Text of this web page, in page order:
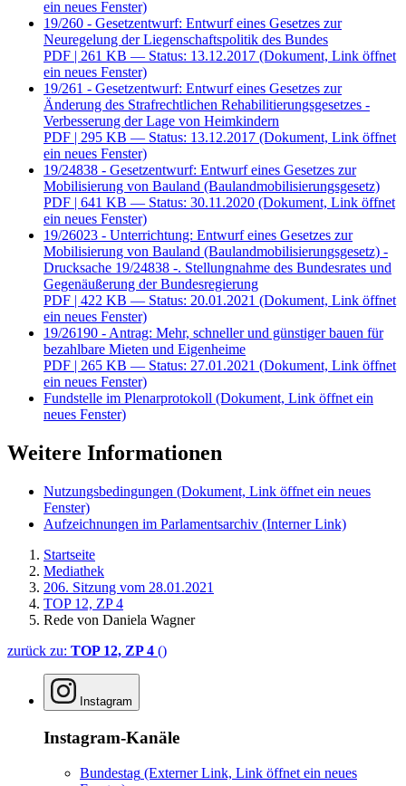
ein neues Fenster)
19/260 - Gesetzentwurf: Entwurf eines Gesetzes zur
Neuregelung der Liegenschaftspolitik des Bundes
PDF | 261 KB — Status: 13.12.2017 (Dokument, Link öffnet
ein neues Fenster)
19/261 - Gesetzentwurf: Entwurf eines Gesetzes zur
Änderung des Strafrechtlichen Rehabilitierungsgesetzes -
Verbesserung der Lage von Heimkindern
PDF | 295 KB — Status: 13.12.2017 (Dokument, Link öffnet
ein neues Fenster)
19/24838 - Gesetzentwurf: Entwurf eines Gesetzes zur
Mobilisierung von Bauland (Baulandmobilisierungsgesetz)
PDF | 641 KB — Status: 30.11.2020 (Dokument, Link öffnet
ein neues Fenster)
19/26023 - Unterrichtung: Entwurf eines Gesetzes zur
Mobilisierung von Bauland (Baulandmobilisierungsgesetz) -
Drucksache 19/24838 -. Stellungnahme des Bundesrates und
Gegenäußerung der Bundesregierung
PDF | 422 KB — Status: 20.01.2021 (Dokument, Link öffnet
ein neues Fenster)
19/26190 - Antrag: Mehr, schneller und günstiger bauen für
bezahlbare Mieten und Eigenheime
PDF | 265 KB — Status: 27.01.2021 (Dokument, Link öffnet
ein neues Fenster)
Fundstelle im Plenarprotokoll (Dokument, Link öffnet ein
neues Fenster)
Weitere Informationen
Nutzungsbedingungen (Dokument, Link öffnet ein neues
Fenster)
Aufzeichnungen im Parlamentsarchiv (Interner Link)
Startseite
Mediathek
206. Sitzung vom 28.01.2021
TOP 12, ZP 4
Rede von Daniela Wagner
zurück zu: TOP 12, ZP 4 ()
Instagram
Instagram-Kanäle
Bundestag (Externer Link, Link öffnet ein neues